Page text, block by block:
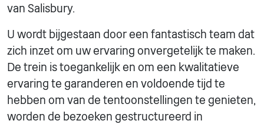
van Salisbury.
U wordt bijgestaan door een fantastisch team dat
zich inzet om uw ervaring onvergetelijk te maken.
De trein is toegankelijk en om een kwalitatieve
ervaring te garanderen en voldoende tijd te
hebben om van de tentoonstellingen te genieten,
worden de bezoeken gestructureerd in